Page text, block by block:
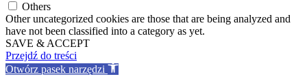
Others
Other uncategorized cookies are those that are being analyzed and
have not been classified into a category as yet.
SAVE & ACCEPT
Przejdź do treści
Otwórz pasek narzędzi